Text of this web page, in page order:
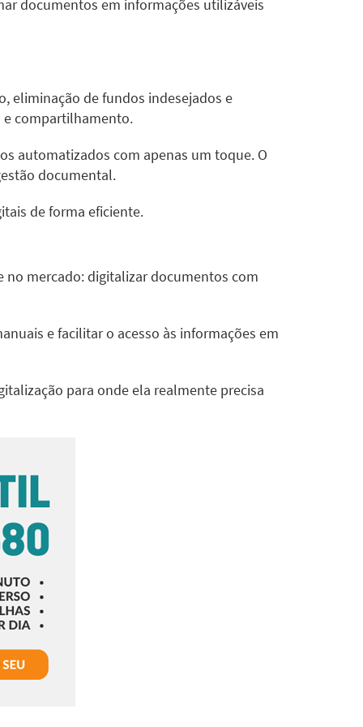
documentos em informações utilizáveis
eliminação de fundos indesejados e
e compartilhamento.
automatizados com apenas um toque. O
documental.
de forma eficiente.
no mercado: digitalizar documentos com
e facilitar o acesso às informações em
para onde ela realmente precisa